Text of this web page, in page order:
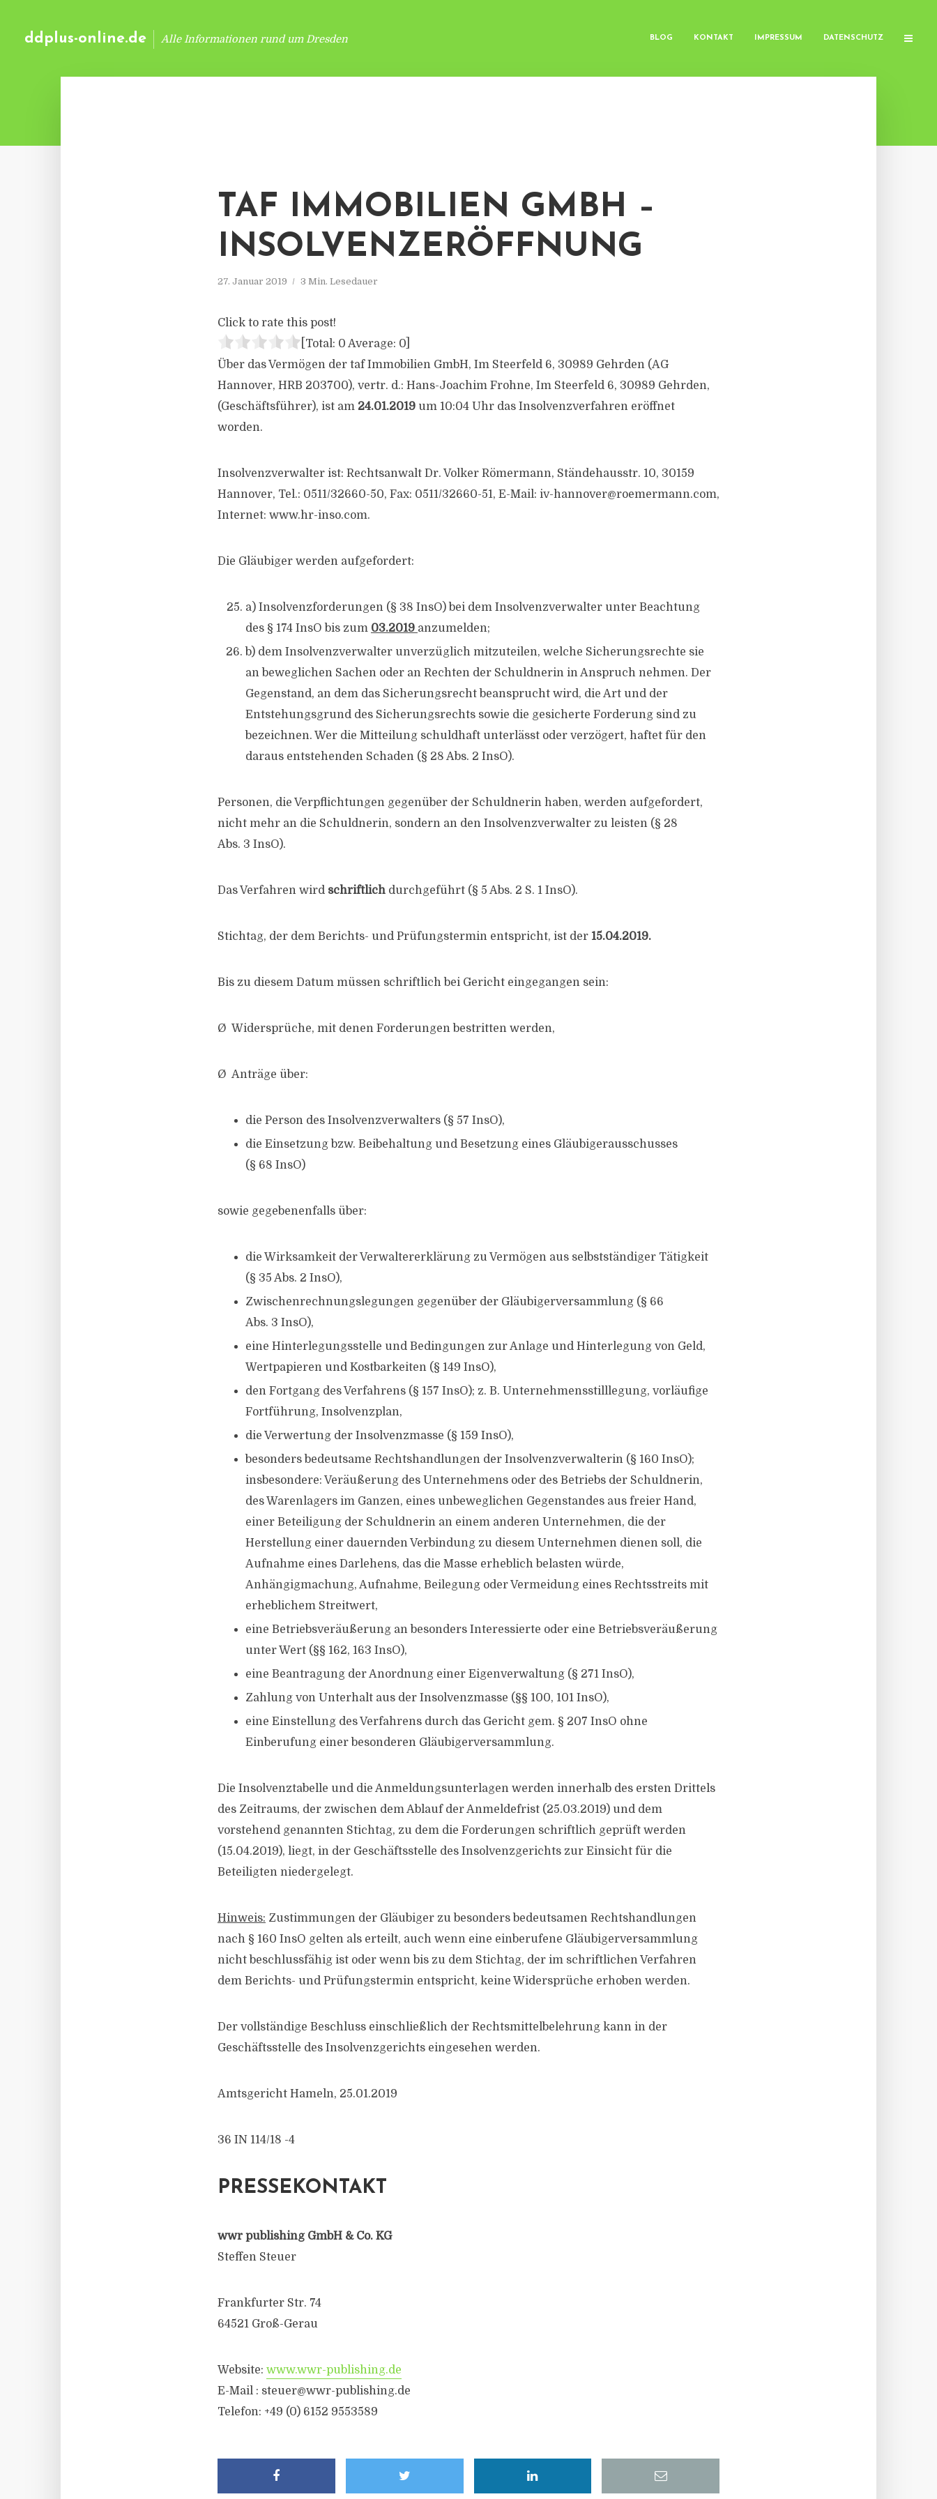
ddplus-online.de Alle Informationen rund um Dresden BLOG KONTAKT IMPRESSUM DATENSCHUTZ
TAF IMMOBILIEN GMBH –
INSOLVENZERÖFFNUNG
27. Januar 2019 3 Min. Lesedauer
Click to rate this post!
[Total: 0 Average: 0
Über das Vermögen der taf Immobilien GmbH, Im Steerfeld 6, 30989 Gehrden (AG
Hannover, HRB 203700), vertr. d.: Hans-Joachim Frohne, Im Steerfeld 6, 30989 Gehrden,
(Geschäftsführer), ist am 24.01.2019 um 10:04 Uhr das Insolvenzverfahren eröffnet
worden.
Insolvenzverwalter ist: Rechtsanwalt Dr. Volker Römermann, Ständehausstr. 10, 30159
Hannover, Tel.: 0511/32660-50, Fax: 0511/32660-51, E-Mail: iv-hannover@roemermann.com,
Internet: www.hr-inso.com.
Die Gläubiger werden aufgefordert:
a) Insolvenzforderungen (§ 38 InsO) bei dem Insolvenzverwalter unter Beachtung
des § 174 InsO bis zum 03.2019 anzumelden;
b) dem Insolvenzverwalter unverzüglich mitzuteilen, welche Sicherungsrechte sie
an beweglichen Sachen oder an Rechten der Schuldnerin in Anspruch nehmen. Der
Gegenstand, an dem das Sicherungsrecht beansprucht wird, die Art und der
Entstehungsgrund des Sicherungsrechts sowie die gesicherte Forderung sind zu
bezeichnen. Wer die Mitteilung schuldhaft unterlässt oder verzögert, haftet für den
daraus entstehenden Schaden (§ 28 Abs. 2 InsO).
Personen, die Verpflichtungen gegenüber der Schuldnerin haben, werden aufgefordert,
nicht mehr an die Schuldnerin, sondern an den Insolvenzverwalter zu leisten (§ 28
Abs. 3 InsO).
Das Verfahren wird schriftlich durchgeführt (§ 5 Abs. 2 S. 1 InsO).
Stichtag, der dem Berichts- und Prüfungstermin entspricht, ist der 15.04.2019.
Bis zu diesem Datum müssen schriftlich bei Gericht eingegangen sein:
Ø Widersprüche, mit denen Forderungen bestritten werden,
Ø Anträge über:
die Person des Insolvenzverwalters (§ 57 InsO),
die Einsetzung bzw. Beibehaltung und Besetzung eines Gläubigerausschusses
(§ 68 InsO)
sowie gegebenenfalls über:
die Wirksamkeit der Verwaltererklärung zu Vermögen aus selbstständiger Tätigkeit
(§ 35 Abs. 2 InsO),
Zwischenrechnungslegungen gegenüber der Gläubigerversammlung (§ 66
Abs. 3 InsO),
eine Hinterlegungsstelle und Bedingungen zur Anlage und Hinterlegung von Geld,
Wertpapieren und Kostbarkeiten (§ 149 InsO),
den Fortgang des Verfahrens (§ 157 InsO); z. B. Unternehmensstilllegung, vorläufige
Fortführung, Insolvenzplan,
die Verwertung der Insolvenzmasse (§ 159 InsO),
besonders bedeutsame Rechtshandlungen der Insolvenzverwalterin (§ 160 InsO);
insbesondere: Veräußerung des Unternehmens oder des Betriebs der Schuldnerin,
des Warenlagers im Ganzen, eines unbeweglichen Gegenstandes aus freier Hand,
einer Beteiligung der Schuldnerin an einem anderen Unternehmen, die der
Herstellung einer dauernden Verbindung zu diesem Unternehmen dienen soll, die
Aufnahme eines Darlehens, das die Masse erheblich belasten würde,
Anhängigmachung, Aufnahme, Beilegung oder Vermeidung eines Rechtsstreits mit
erheblichem Streitwert,
eine Betriebsveräußerung an besonders Interessierte oder eine Betriebsveräußerung
unter Wert (§§ 162, 163 InsO),
eine Beantragung der Anordnung einer Eigenverwaltung (§ 271 InsO),
Zahlung von Unterhalt aus der Insolvenzmasse (§§ 100, 101 InsO),
eine Einstellung des Verfahrens durch das Gericht gem. § 207 InsO ohne
Einberufung einer besonderen Gläubigerversammlung.
Die Insolvenztabelle und die Anmeldungsunterlagen werden innerhalb des ersten Drittels
des Zeitraums, der zwischen dem Ablauf der Anmeldefrist (25.03.2019) und dem
vorstehend genannten Stichtag, zu dem die Forderungen schriftlich geprüft werden
(15.04.2019), liegt, in der Geschäftsstelle des Insolvenzgerichts zur Einsicht für die
Beteiligten niedergelegt.
Hinweis: Zustimmungen der Gläubiger zu besonders bedeutsamen Rechtshandlungen
nach § 160 InsO gelten als erteilt, auch wenn eine einberufene Gläubigerversammlung
nicht beschlussfähig ist oder wenn bis zu dem Stichtag, der im schriftlichen Verfahren
dem Berichts- und Prüfungstermin entspricht, keine Widersprüche erhoben werden.
Der vollständige Beschluss einschließlich der Rechtsmittelbelehrung kann in der
Geschäftsstelle des Insolvenzgerichts eingesehen werden.
Amtsgericht Hameln, 25.01.2019
36 IN 114/18 -4
PRESSEKONTAKT
wwr publishing GmbH & Co. KG
Steffen Steuer
Frankfurter Str. 74
64521 Groß-Gerau
Website: www.wwr-publishing.de
E-Mail : steuer@wwr-publishing.de
Telefon: +49 (0) 6152 9553589